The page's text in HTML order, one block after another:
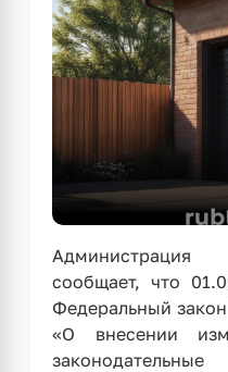
сообщает, что
Федеральный
«О внесении